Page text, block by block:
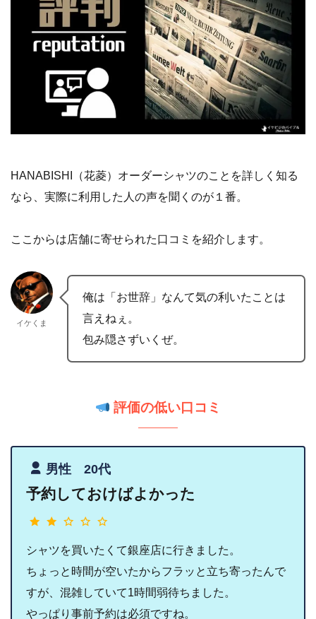
HANABISHI（花菱）オーダーシャツのことを詳しく知る
なら、実際に利用した人の声を聞くのが１番。
ここからは店舗に寄せられた口コミを紹介します。
イケくま
俺は「お世辞」なんて気の利いたことは
言えねぇ。
包み隠さずいくぜ。
評価の低い口コミ
男性 20代
予約しておけばよかった
シャツを買いたくて銀座店に行きました。
ちょっと時間が空いたからフラッと立ち寄ったんで
すが、混雑していて1時間弱待ちました。
やっぱり事前予約は必須ですね。